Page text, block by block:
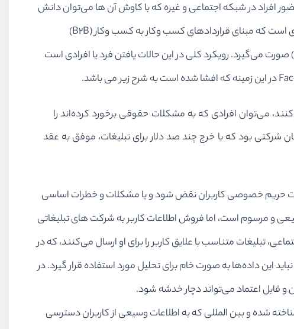
افراد در شبکه‌ اجتماعی و غیره که با کاوش آن ‌ها می‌توان دانش
سطح بالا از کاربران شبکه های اجتماعی کسب کرده و الگوهای رفتاری کاربران را استخراج نمود. این دانش دقیقا همان چیزی است که مبنای قراردادهای کسب ‌وکار به کسب‌ وکار (B۲B)
شبکه‌های اجتماعی مشهور قرار می‌گیرد. اکثر این قراردادها با محوریت بازاریابی (Marketing) و تبلیغات (Advertisement) صورت می‌گیرد. رویکرد کلی در این حالات یافتن فرد یا افرادی است
می‌توان افرادی که به مشکلات حقوقی برخورد کرده‌اند را
شرکتی بود که با خرج چند صد دلار برای تبلیغات، موفق به عقد
است حریم خصوصی کاربران نقض شود و یا مشکلات و خطرات اساسی
طبیعی و مرسوم است، اما فروش اطلاعات کاربر به شرکت ‌های تبلیغاتی
تبلیغات متناسب با علایق کاربر را برای او ارسال می‌کنند، که در
داده‌ها به صورت خام برای تحلیل مورد استفاده قرار گیرد. در
شده و بین‌ المللی که به اطلاعات وسیعی از کاربران دسترسی